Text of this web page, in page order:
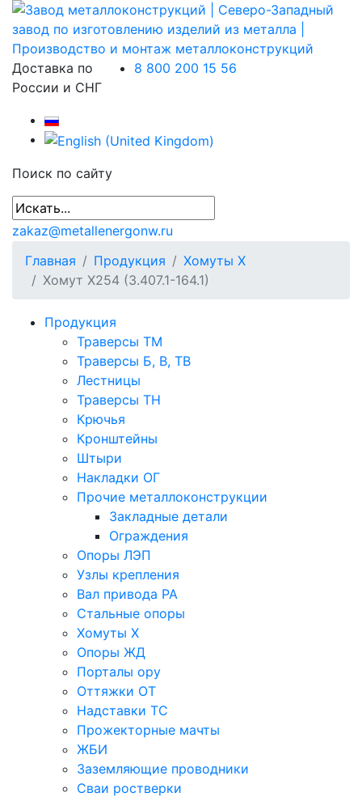
Доставка по
России и СНГ
8 800 200 15 56
Поиск по сайту
zakaz@metallenergonw.ru
Главная
Продукция
Хомуты Х
Хомут Х254 (3.407.1-164.1)
Продукция
Траверсы ТМ
Траверсы Б, В, ТВ
Лестницы
Траверсы ТН
Крючья
Кронштейны
Штыри
Накладки ОГ
Прочие металлоконструкции
Закладные детали
Ограждения
Опоры ЛЭП
Узлы крепления
Вал привода РА
Стальные опоры
Хомуты Х
Опоры ЖД
Порталы ору
Оттяжки ОТ
Надставки ТС
Прожекторные мачты
ЖБИ
Заземляющие проводники
Сваи ростверки